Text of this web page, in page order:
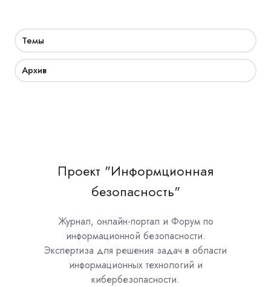
Темы
Архив
Проект "Информционная
безопасность"
Журнал, онлайн-портал и Форум по
информационной безопасности.
Экспертиза для решения задач в области
информационных технологий и
кибербезопасности.